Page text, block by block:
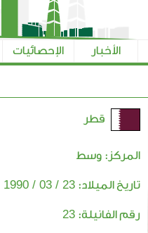
الأخبار الإحصائيات
قطر
المركز: وسط
تاريخ الميلاد: 23 / 03 / 1990
رقم الفانيلة: 23